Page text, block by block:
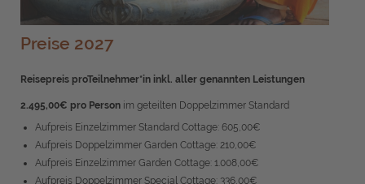
Preise 2027
Reisepreis proTeilnehmer*in inkl. aller genannten Leistungen
2.495,00€ pro Person im geteilten Doppelzimmer Standard
Aufpreis Einzelzimmer Standard Cottage: 605,00€
Aufpreis Doppelzimmer Garden Cottage: 210,00€
Aufpreis Einzelzimmer Garden Cottage: 1.008,00€
Aufpreis Doppelzimmer Special Cottage: 336,00€